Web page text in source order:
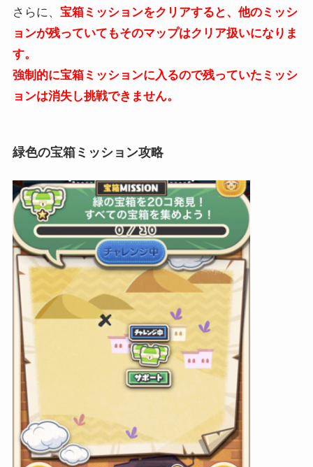
さらに、 宝箱ミッションをクリアすると、他のミッシ
ョンが残っていてもそのマップはクリア扱いになりま
す。
強制的に宝箱ミッションに入るので残っていたミッシ
ョンは消失し挑戦できません。
緑色の宝箱ミッション攻略